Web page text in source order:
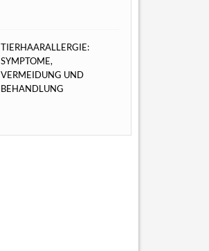
TIERHAARALLERGIE:
SYMPTOME,
VERMEIDUNG UND
BEHANDLUNG